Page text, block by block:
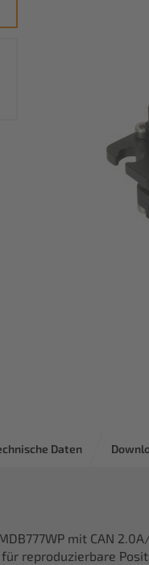
Daten
mit CAN
reproduzierbare